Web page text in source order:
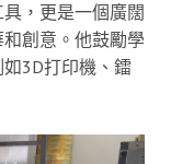
，更是一個廣闊
創意。他鼓勵學
3D打印機、鐳